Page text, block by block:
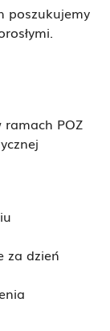
poszukujemy
ramach POZ
za dzień